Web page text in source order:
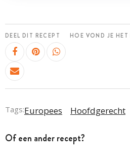
DEEL DIT RECEPT HOE VOND JE HET
Tags:Europees Hoofdgerecht
Of een ander recept?